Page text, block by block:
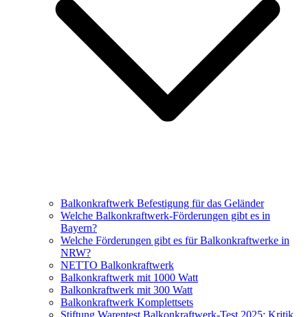
Balkonkraftwerk Befestigung für das Geländer
Welche Balkonkraftwerk-Förderungen gibt es in
Bayern?
Welche Förderungen gibt es für Balkonkraftwerke in
NRW?
NETTO Balkonkraftwerk
Balkonkraftwerk mit 1000 Watt
Balkonkraftwerk mit 300 Watt
Balkonkraftwerk Komplettsets
Stiftung Warentest Balkonkraftwerk-Test 2025: Kritik,